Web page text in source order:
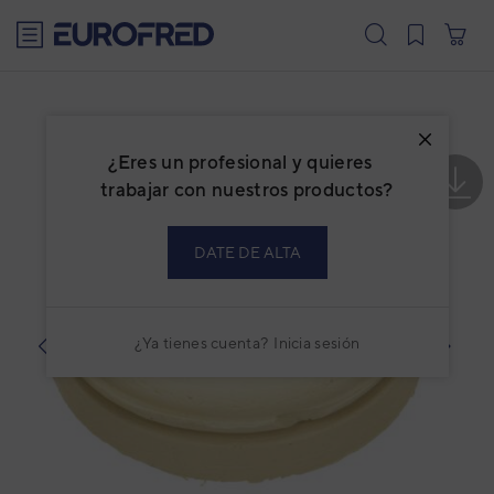
¿Eres un profesional y quieres
trabajar con nuestros productos?
DATE DE ALTA
¿Ya tienes cuenta? Inicia sesión